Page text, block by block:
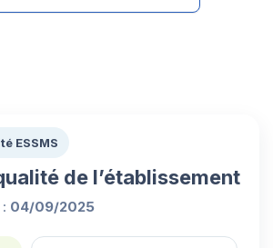
ESSMS
de l’établissement
04/09/2025